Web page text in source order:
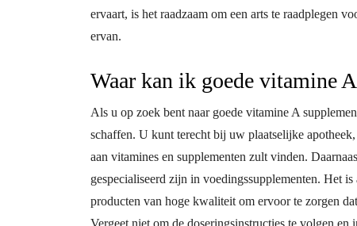
ervaart, is het raadzaam om een arts te raadplegen
ervan.
Waar kan ik goede vitamine
Als u op zoek bent naar goede vitamine A
schaffen. U kunt terecht bij uw plaatselijke
aan vitamines en supplementen zult vinden.
gespecialiseerd zijn in voedingssupplementen. Het
producten van hoge kwaliteit om ervoor te zorgen
Vergeet niet om de doseringsinstructies te volgen